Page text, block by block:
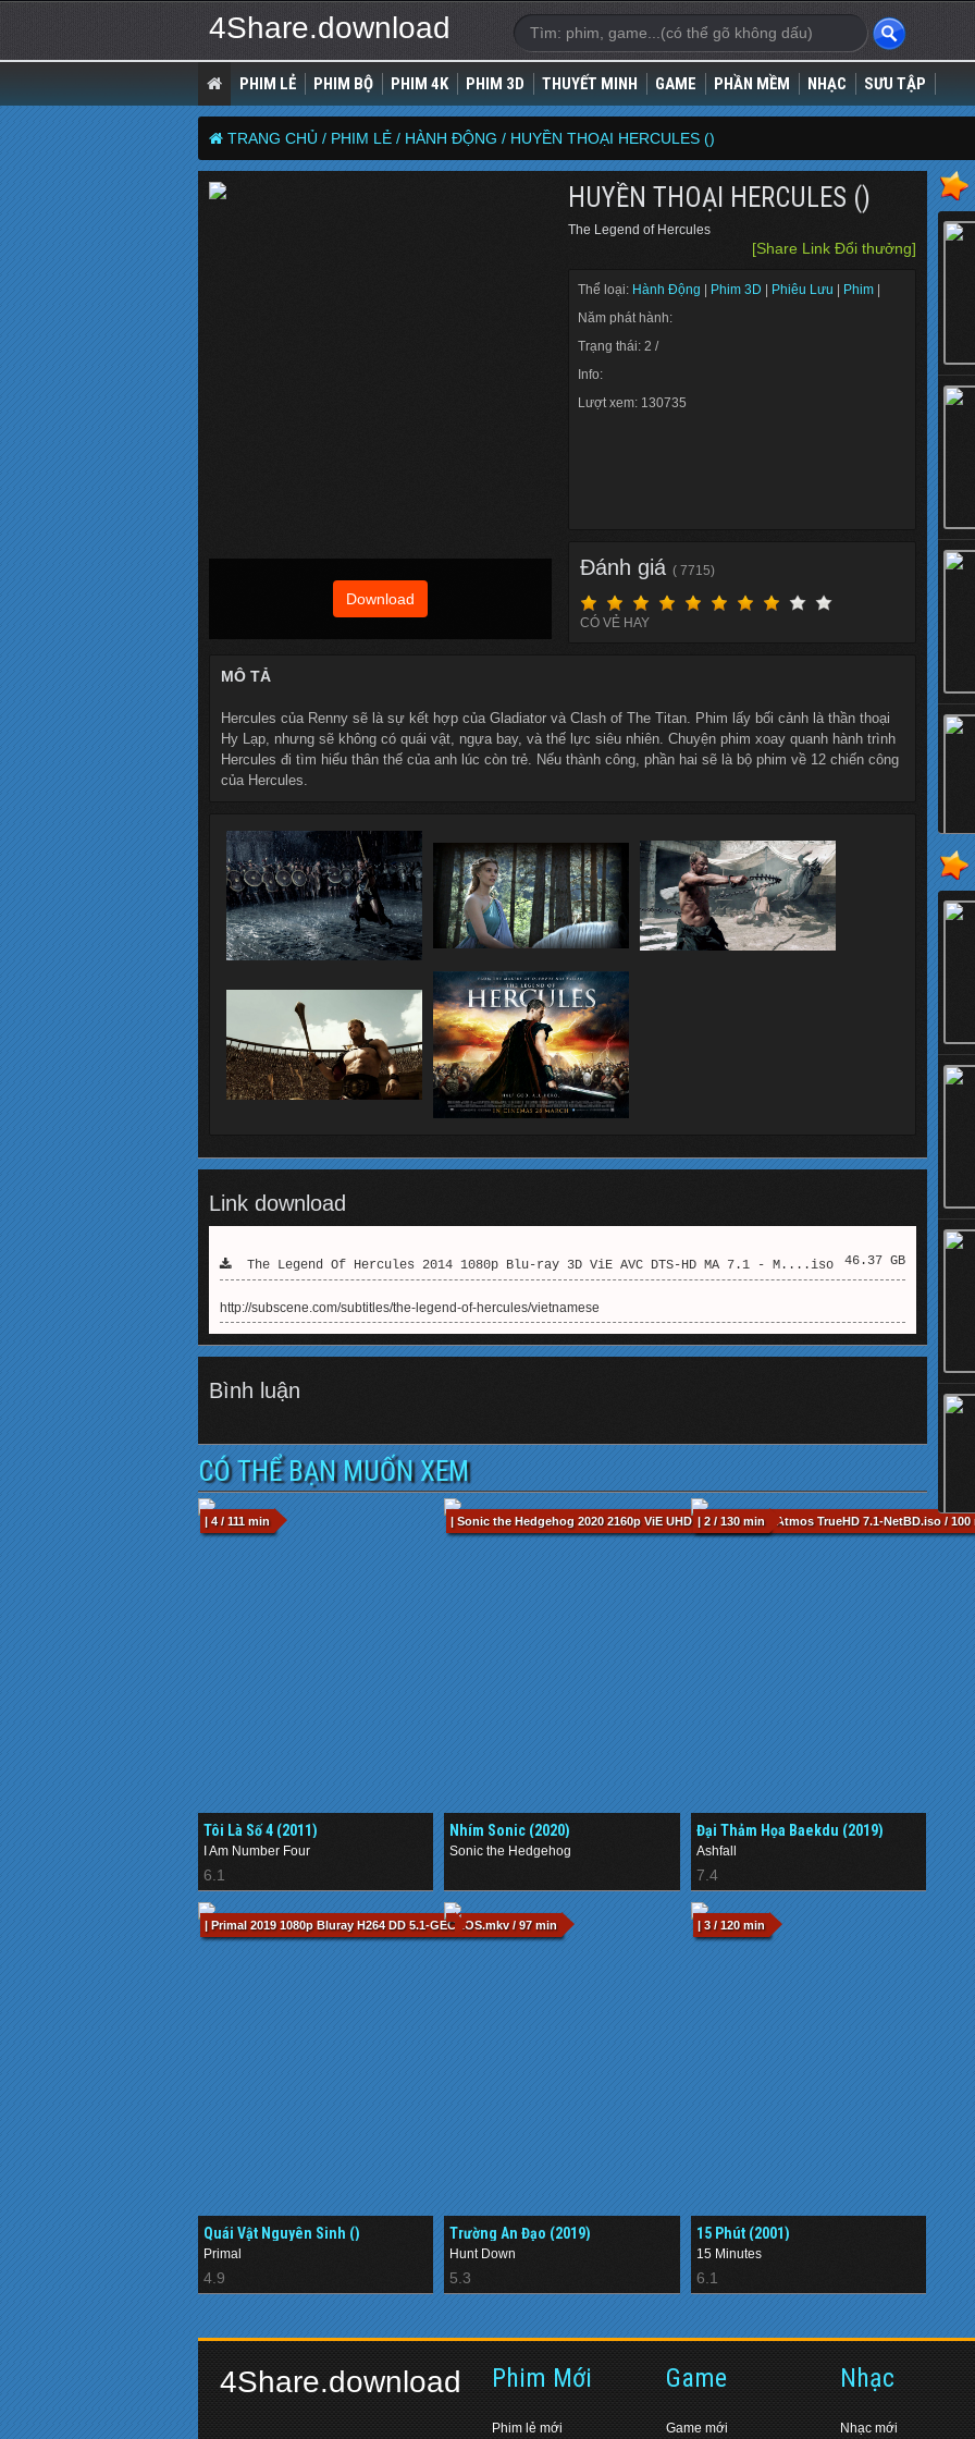
4Share.download
PHIM LẺ PHIM BỘ PHIM 4K PHIM 3D THUYẾT MINH GAME PHẦN MỀM NHẠC SƯU TẬP
TRANG CHỦ / PHIM LẺ / HÀNH ĐỘNG / HUYỀN THOẠI HERCULES ()
Download
HUYỀN THOẠI HERCULES ()
The Legend of Hercules
[Share Link Đổi thưởng]
Thể loại: Hành Động Phim 3D Phiêu Lưu Phim
Năm phát hành:
Trạng thái: 2 /
Info:
Lượt xem: 130735
Đánh giá ( 7715)
CÓ VẺ HAY
MÔ TẢ
Hercules của Renny sẽ là sự kết hợp của Gladiator và Clash of The Titan. Phim lấy bối cảnh là thần thoại
Hy Lạp, nhưng sẽ không có quái vật, ngựa bay, và thế lực siêu nhiên. Chuyện phim xoay quanh hành trình
Hercules đi tìm hiểu thân thế của anh lúc còn trẻ. Nếu thành công, phần hai sẽ là bộ phim về 12 chiến công
của Hercules.
Link download
The Legend Of Hercules 2014 1080p Blu-ray 3D ViE AVC DTS-HD MA 7.1 - M....iso 46.37 GB
http://subscene.com/subtitles/the-legend-of-hercules/vietnamese
Bình luận
CÓ THỂ BẠN MUỐN XEM
| 4 / 111 min
Tôi Là Số 4 (2011)
I Am Number Four
6.1
| Sonic the Hedgehog 2020 2160p ViE UHD Blu-ray HEVC Atmos TrueHD 7.1-NetBD.iso / 100
Nhím Sonic (2020)
Sonic the Hedgehog
| 2 / 130 min
Đại Thảm Họa Baekdu (2019)
Ashfall
7.4
| Primal 2019 1080p Bluray H264 DD 5.1-GECKOS.mkv / 97 min
Quái Vật Nguyên Sinh ()
Primal
4.9
Trường An Đạo (2019)
Hunt Down
5.3
| 3 / 120 min
15 Phút (2001)
15 Minutes
6.1
4Share.download Phim Mới
Phim lẻ mới
Game
Game mới
Nhạc
Nhạc mới